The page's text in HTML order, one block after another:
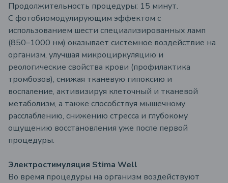
Продолжительность процедуры: 15 минут.
C фотобиомодулирующим эффектом с
использованием шести специализированных ламп
(850–1000 нм) оказывает системное воздействие на
организм, улучшая микроциркуляцию и
реологические свойства крови (профилактика
тромбозов), снижая тканевую гипоксию и
воспаление, активизируя клеточный и тканевой
метаболизм, а также способствуя мышечному
расслаблению, снижению стресса и глубокому
ощущению восстановления уже после первой
процедуры.
Электростимуляция Stima Well
Во время процедуры на организм воздействуют